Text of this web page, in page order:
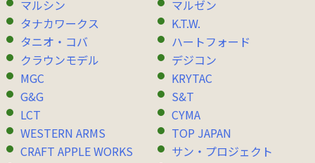
マルシン
マルゼン
タナカワークス
K.T.W.
タニオ・コバ
ハートフォード
クラウンモデル
デジコン
MGC
KRYTAC
G&G
S&T
LCT
CYMA
WESTERN ARMS
TOP JAPAN
CRAFT APPLE WORKS
サン・プロジェクト